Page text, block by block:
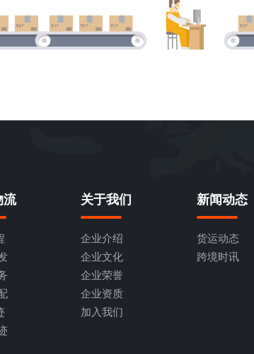
流 关于我们
企业介绍
企业文化
企业荣誉
企业资质
加入我们
新闻动态
货运动态
跨境时讯